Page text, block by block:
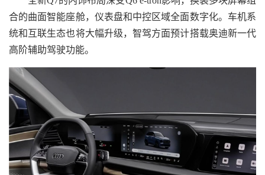
合的曲面智能座舱，仪表盘和中控区域全面数字化。车机系
统和互联生态也将大幅升级，智驾方面预计搭载奥迪新一代
高阶辅助驾驶功能。